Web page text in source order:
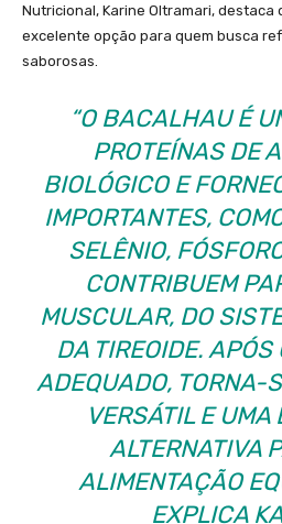
Nutricional, Karine Oltramari, destaca
excelente opção para quem busca
saborosas.
“O BACALHAU É
PROTEÍNAS DE
BIOLÓGICO E
IMPORTANTES,
SELÊNIO,
CONTRIBUEM
MUSCULAR, DO
DA TIREOIDE.
ADEQUADO, TORNA-
VERSÁTIL E UMA
ALTERNATIVA
ALIMENTAÇÃO
EXPLICA